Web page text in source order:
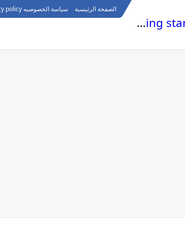
الصفحة الرئيسية سياسة الخصوصيه Privacy policy